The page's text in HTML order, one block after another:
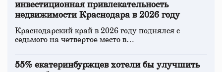
инвестиционная привлекательность
недвижимости Краснодара в 2026 году
Краснодарский край в 2026 году поднялся с
седьмого на четвертое место в…
55% екатеринбуржцев хотели бы улучшить